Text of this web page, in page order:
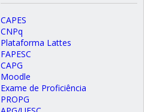
CAPES
CNPq
Plataforma Lattes
FAPESC
CAPG
Moodle
Exame de Proficiência
PROPG